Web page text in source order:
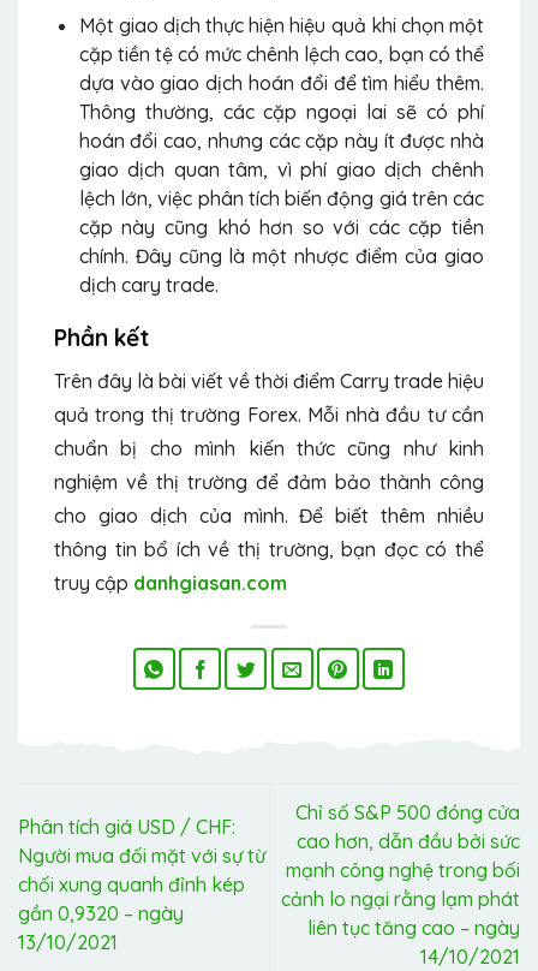
Một giao dịch thực hiện hiệu quả khi chọn một
cặp tiền tệ có mức chênh lệch cao, bạn có thể
dựa vào giao dịch hoán đổi để tìm hiểu thêm.
Thông thường, các cặp ngoại lai sẽ có phí
hoán đổi cao, nhưng các cặp này ít được nhà
giao dịch quan tâm, vì phí giao dịch chênh
lệch lớn, việc phân tích biến động giá trên các
cặp này cũng khó hơn so với các cặp tiền
chính. Đây cũng là một nhược điểm của giao
dịch cary trade.
Phần kết
Trên đây là bài viết về thời điểm Carry trade hiệu
quả trong thị trường Forex. Mỗi nhà đầu tư cần
chuẩn bị cho mình kiến thức cũng như kinh
nghiệm về thị trường để đảm bảo thành công
cho giao dịch của mình. Để biết thêm nhiều
thông tin bổ ích về thị trường, bạn đọc có thể
truy cập danhgiasan.com
Phân tích giá USD / CHF:
Người mua đối mặt với sự từ
chối xung quanh đỉnh kép
gần 0,9320 – ngày
13/10/2021
Chỉ số S&P 500 đóng cửa
cao hơn, dẫn đầu bởi sức
mạnh công nghệ trong bối
cảnh lo ngại rằng lạm phát
liên tục tăng cao – ngày
14/10/2021